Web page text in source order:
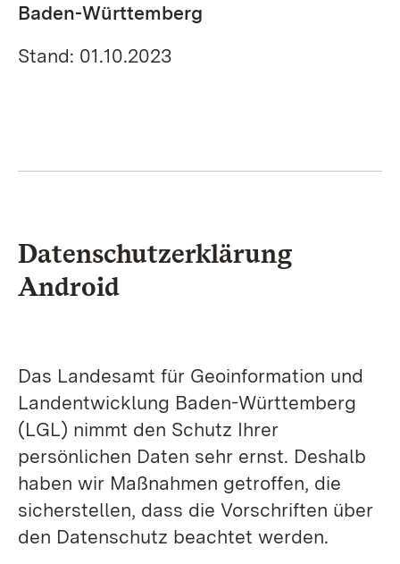
Baden-Württemberg
Stand: 01.10.2023
Datenschutzerklärung
Android
Das Landesamt für Geoinformation und
Landentwicklung Baden-Württemberg
(LGL) nimmt den Schutz Ihrer
persönlichen Daten sehr ernst. Deshalb
haben wir Maßnahmen getroffen, die
sicherstellen, dass die Vorschriften über
den Datenschutz beachtet werden.